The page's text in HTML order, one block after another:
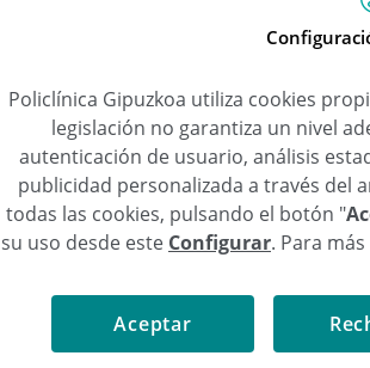
Policlínica Gipuzkoa utiliza cookies
legislación no garantiza un nivel
autenticación de usuario, análisis
publicidad personalizada a través del
todas las cookies, pulsando el botón "
su uso desde este Configurar. Para
Aceptar